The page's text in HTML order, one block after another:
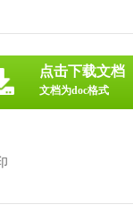
点击下载文档
文档为doc格式